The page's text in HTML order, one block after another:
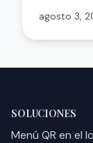
agosto 3,
SOLUCIONES
Menú QR en el